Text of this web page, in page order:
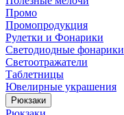
Промо
Промопродукция
Рулетки и Фонарики
Светодиодные фонарики
Светоотражатели
Таблетницы
Ювелирные украшения
Рюкзаки